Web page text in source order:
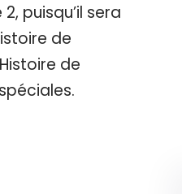
puisqu’il sera
de
de